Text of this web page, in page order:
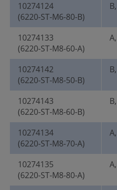
10274124
(6220-ST-M6-80-B)
10274133
(6220-ST-M8-60-A)
10274142
(6220-ST-M8-50-B)
10274143
(6220-ST-M8-60-B)
10274134
(6220-ST-M8-70-A)
10274135
(6220-ST-M8-80-A)